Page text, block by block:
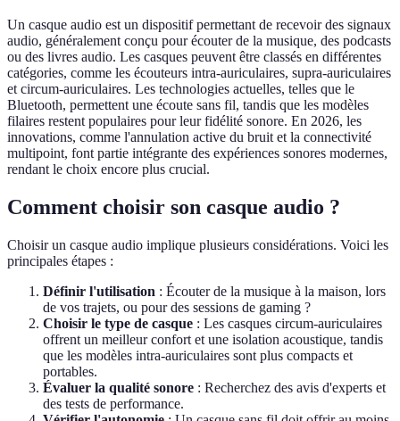
Un casque audio est un dispositif permettant de recevoir des signaux
audio, généralement conçu pour écouter de la musique, des podcasts
ou des livres audio. Les casques peuvent être classés en différentes
catégories, comme les écouteurs intra-auriculaires, supra-auriculaires
et circum-auriculaires. Les technologies actuelles, telles que le
Bluetooth, permettent une écoute sans fil, tandis que les modèles
filaires restent populaires pour leur fidélité sonore. En 2026, les
innovations, comme l'annulation active du bruit et la connectivité
multipoint, font partie intégrante des expériences sonores modernes,
rendant le choix encore plus crucial.
Comment choisir son casque audio ?
Choisir un casque audio implique plusieurs considérations. Voici les
principales étapes :
Définir l'utilisation : Écouter de la musique à la maison, lors
de vos trajets, ou pour des sessions de gaming ?
Choisir le type de casque : Les casques circum-auriculaires
offrent un meilleur confort et une isolation acoustique, tandis
que les modèles intra-auriculaires sont plus compacts et
portables.
Évaluer la qualité sonore : Recherchez des avis d'experts et
des tests de performance.